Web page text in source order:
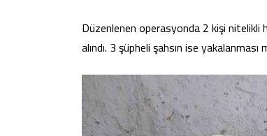
Düzenlenen operasyonda 2 kişi nitelikli
alındı. 3 şüpheli şahsın ise